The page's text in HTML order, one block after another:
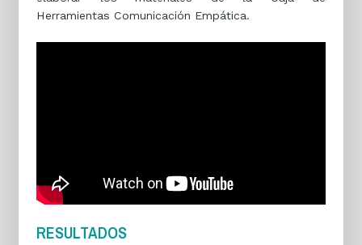
Herramientas Comunicación Empática.
RESULTADOS